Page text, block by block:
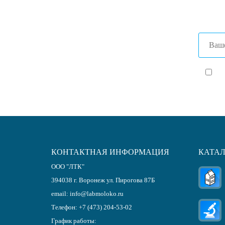
КОНТАКТНАЯ ИНФОРМАЦИЯ
ООО "ЛТК"
394038 г. Воронеж ул. Пирогова 87Б
email: info@labmoloko.ru
Телефон: +7 (473) 204-53-02
График работы: